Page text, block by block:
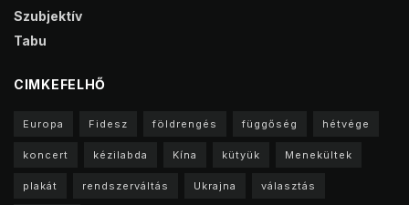
Szubjektív
Tabu
CIMKEFELHŐ
Europa Fidesz földrengés függőség hétvége
koncert kézilabda Kína kütyük Menekültek
plakát rendszerváltás Ukrajna választás